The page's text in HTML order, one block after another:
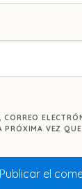
PRÓXIMA VEZ